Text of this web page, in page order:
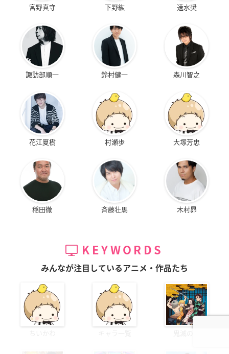
宮野真守 下野紘 速水奨
諏訪部順一 鈴村健一 森川智之
花江夏樹 村瀬歩 大塚芳忠
稲田徹 斉藤壮馬 木村昴
KEYWORDS
みんなが注目しているアニメ・作品たち